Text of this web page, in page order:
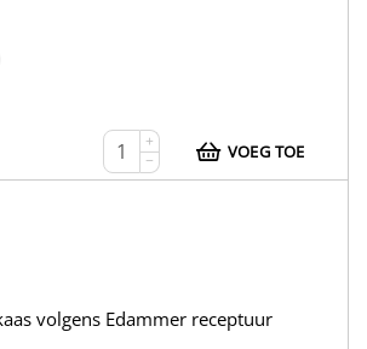
+
−
VOEG TOE
volgens Edammer receptuur